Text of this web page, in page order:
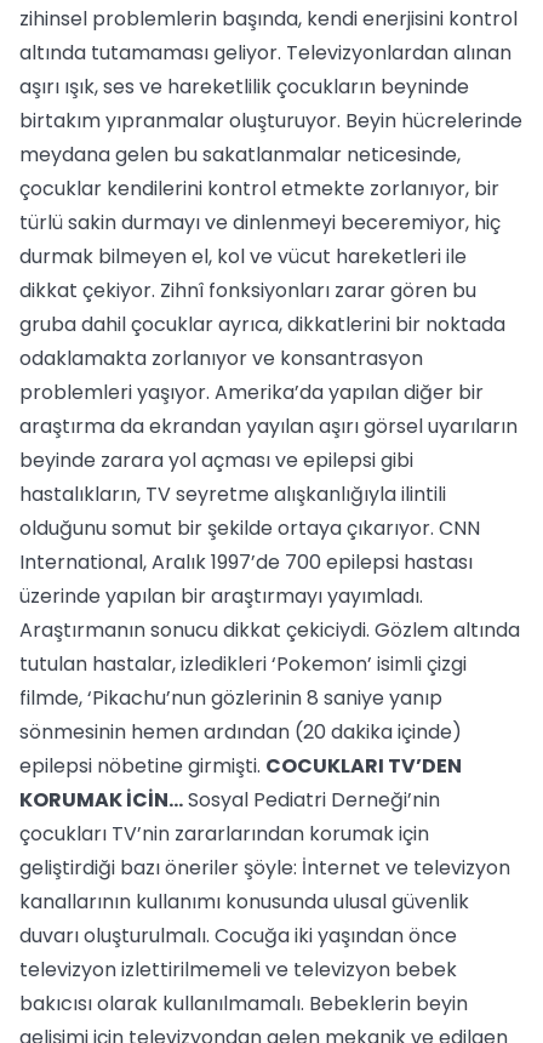
zihinsel problemlerin başında, kendi enerjisini kontrol
altında tutamaması geliyor. Televizyonlardan alınan
aşırı ışık, ses ve hareketlilik çocukların beyninde
birtakım yıpranmalar oluşturuyor. Beyin hücrelerinde
meydana gelen bu sakatlanmalar neticesinde,
çocuklar kendilerini kontrol etmekte zorlanıyor, bir
türlü sakin durmayı ve dinlenmeyi beceremiyor, hiç
durmak bilmeyen el, kol ve vücut hareketleri ile
dikkat çekiyor. Zihnî fonksiyonları zarar gören bu
gruba dahil çocuklar ayrıca, dikkatlerini bir noktada
odaklamakta zorlanıyor ve konsantrasyon
problemleri yaşıyor. Amerika’da yapılan diğer bir
araştırma da ekrandan yayılan aşırı görsel uyarıların
beyinde zarara yol açması ve epilepsi gibi
hastalıkların, TV seyretme alışkanlığıyla ilintili
olduğunu somut bir şekilde ortaya çıkarıyor. CNN
International, Aralık 1997’de 700 epilepsi hastası
üzerinde yapılan bir araştırmayı yayımladı.
Araştırmanın sonucu dikkat çekiciydi. Gözlem altında
tutulan hastalar, izledikleri ‘Pokemon’ isimli çizgi
filmde, ‘Pikachu’nun gözlerinin 8 saniye yanıp
sönmesinin hemen ardından (20 dakika içinde)
epilepsi nöbetine girmişti. COCUKLARI TV’DEN
KORUMAK İCİN...Sosyal Pediatri Derneği’nin
çocukları TV’nin zararlarından korumak için
geliştirdiği bazı öneriler şöyle: İnternet ve televizyon
kanallarının kullanımı konusunda ulusal güvenlik
duvarı oluşturulmalı. Cocuğa iki yaşından önce
televizyon izlettirilmemeli ve televizyon bebek
bakıcısı olarak kullanılmamalı. Bebeklerin beyin